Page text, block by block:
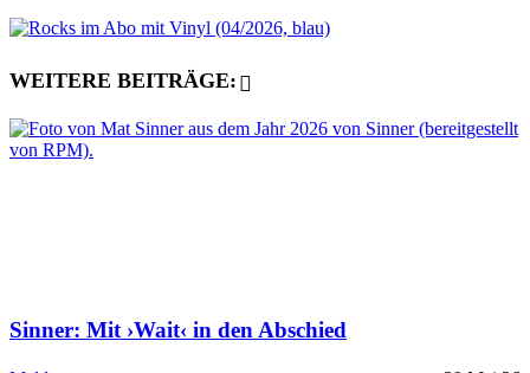
WEITERE BEITRÄGE:
Sinner: Mit ›Wait‹ in den Abschied